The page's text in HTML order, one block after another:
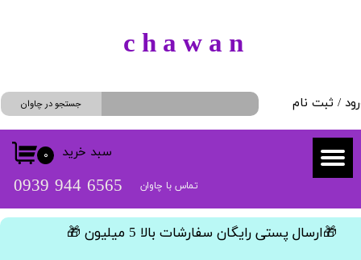
/ ثبت نام
سفارشات
خروج از حساب کاربری
جستجو در چاوان
​​6565 944 0939 تماس با چاوان
۰ سبد خرید
​c h a w a n
​🎁ارسال پستی رایگان سفارشات بالا 5 میلیون 🎁​​​​​​​